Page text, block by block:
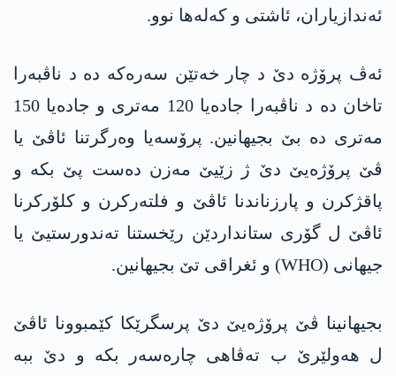
ئەندازیاران، ئاشتی و کەلەھا نوو.
ئەڤ پرۆژە دێ د چار خەتێن سەرەکە دە د ناڤبەرا
تاخان دە د ناڤبەرا جادەیا 120 مەتری و جادەیا 150
مەتری دە بێ بجیھانین. پرۆسەیا وەرگرتنا ئاڤێ یا
ڤێ پرۆژەیێ دێ ژ زێیێ مەزن دەست پێ بکە و
پاقژکرن و پارزناندنا ئاڤێ و فلتەرکرن و کلۆرکرنا
ئاڤێ ل گۆری ستانداردێن رێخستنا تەندورستیێ یا
جیھانی (WHO) و ئغراقی تێ بجیھانین.
بجیھانینا ڤێ پرۆژەیێ دێ پرسگرێکا کێمبوونا ئاڤێ
ل ھەولێرێ ب تەڤاھی چارەسەر بکە و دێ ببە